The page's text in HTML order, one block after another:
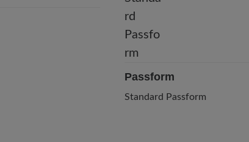
Passform
Standard Passform